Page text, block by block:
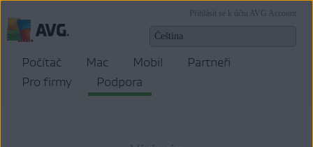
Přihlásit se k účtu AVG Account
Počítač Mac Mobil
Partneři
Pro firmy
Podpora